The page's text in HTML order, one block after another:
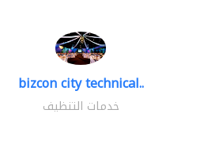
bizcon city technical..
خدمات التنظيف